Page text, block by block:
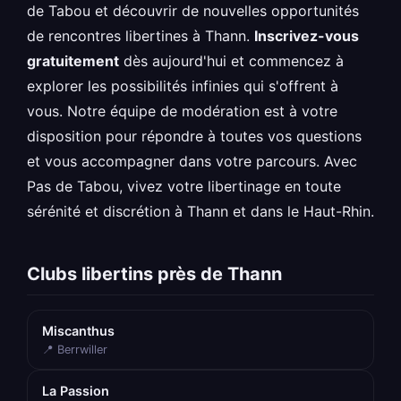
de Tabou et découvrir de nouvelles opportunités
de rencontres libertines à Thann. Inscrivez-vous
gratuitement dès aujourd'hui et commencez à
explorer les possibilités infinies qui s'offrent à
vous. Notre équipe de modération est à votre
disposition pour répondre à toutes vos questions
et vous accompagner dans votre parcours. Avec
Pas de Tabou, vivez votre libertinage en toute
sérénité et discrétion à Thann et dans le Haut-Rhin.
Clubs libertins près de Thann
Miscanthus
📍 Berrwiller
La Passion